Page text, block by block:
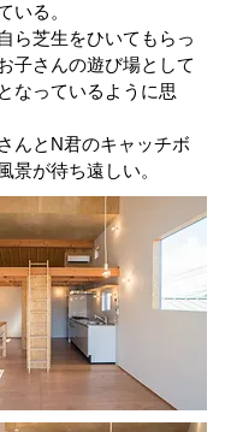
いる。
ら芝生をひいてもらっ
子さんの遊び場として
なっているように思
んとN君のキャッチボ
景が待ち遠しい。